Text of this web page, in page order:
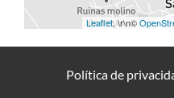
Leaflet, \r\n©
Política de